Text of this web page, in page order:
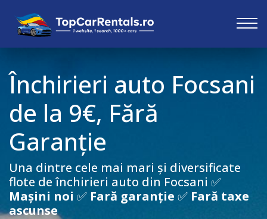
Închirieri auto Focsani
de la 9€, Fără
Garanție
Una dintre cele mai mari și diversificate
flote de închirieri auto din Focsani ✅
Mașini noi ✅ Fară garanție ✅ Fară taxe
ascunse